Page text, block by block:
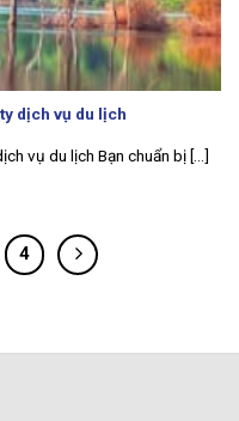
dịch vụ du lịch
vụ du lịch Bạn chuẩn bị [...]
4